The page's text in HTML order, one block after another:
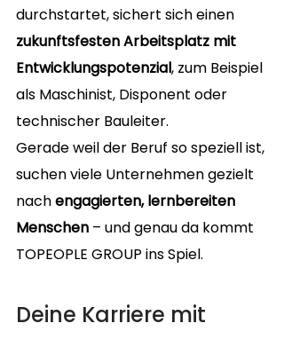
durchstartet, sichert sich einen
zukunftsfesten Arbeitsplatz mit
Entwicklungspotenzial, zum Beispiel
als Maschinist, Disponent oder
technischer Bauleiter.
Gerade weil der Beruf so speziell ist,
suchen viele Unternehmen gezielt
nach engagierten, lernbereiten
Menschen – und genau da kommt
TOPEOPLE GROUP ins Spiel.
Deine Karriere mit